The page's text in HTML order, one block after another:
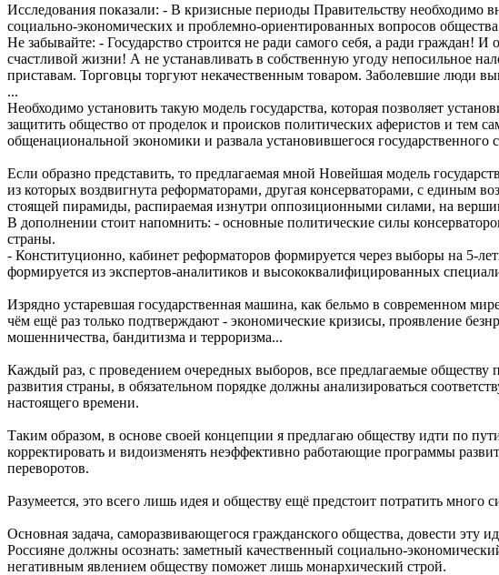
Исследования показали: - В кризисные периоды Правительству
социально-экономических и проблемно-ориентированных вопросов
Не забывайте: - Государство строится не ради самого себя, а ради граждан!
счастливой жизни! А не устанавливать в собственную угоду непосильное
приставам. Торговцы торгуют некачественным товаром. Заболевшие люди
...
Необходимо установить такую модель государства, которая позволяет
защитить общество от проделок и происков политических аферистов и тем
общенациональной экономики и развала установившегося государственного
Если образно представить, то предлагаемая мной Новейшая модель
из которых воздвигнута реформаторами, другая консерваторами, с единым
стоящей пирамиды, распираемая изнутри оппозиционными силами, на
В дополнении стоит напомнить: - основные политические силы
страны.
- Конституционно, кабинет реформаторов формируется через выборы на 5-
формируется из экспертов-аналитиков и высококвалифицированных
Изрядно устаревшая государственная машина, как бельмо в современном
чём ещё раз только подтверждают - экономические кризисы, проявление
мошенничества, бандитизма и терроризма...
Каждый раз, с проведением очередных выборов, все предлагаемые
развития страны, в обязательном порядке должны анализироваться
настоящего времени.
Таким образом, в основе своей концепции я предлагаю обществу идти по
корректировать и видоизменять неэффективно работающие программы
переворотов.
Разумеется, это всего лишь идея и обществу ещё предстоит потратить много
Основная задача, саморазвивающегося гражданского общества, довести
Россияне должны осознать: заметный качественный социально-
негативным явлением обществу поможет лишь монархический строй.